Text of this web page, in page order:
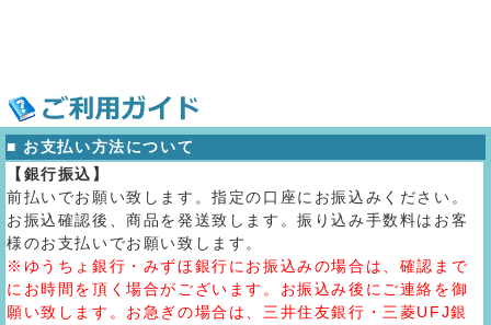
■ お支払い方法について
【銀行振込】
前払いでお願い致します。指定の口座にお振込みください。
お振込確認後、商品を発送致します。振り込み手数料はお客
様のお支払いでお願い致します。
※ゆうちょ銀行・みずほ銀行にお振込みの場合は、確認まで
にお時間を頂く場合がございます。お振込み後にご連絡を御
願い致します。お急ぎの場合は、三井住友銀行・三菱UFJ銀